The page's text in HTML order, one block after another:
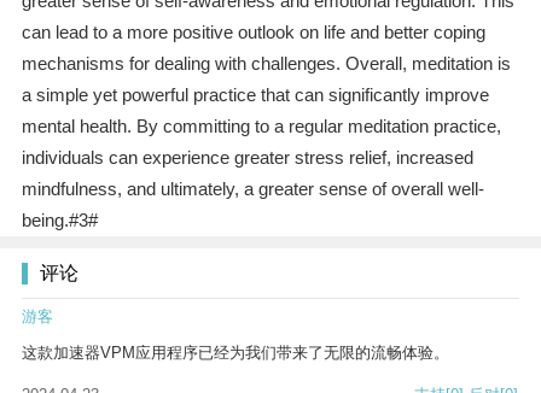
can lead to a more positive outlook on life and better coping
mechanisms for dealing with challenges. Overall, meditation is
a simple yet powerful practice that can significantly improve
mental health. By committing to a regular meditation practice,
individuals can experience greater stress relief, increased
mindfulness, and ultimately, a greater sense of overall well-
being.#3#
评论
游客
这款加速器VPM应用程序已经为我们带来了无限的流畅体验。